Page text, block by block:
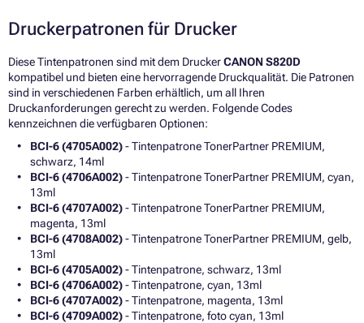
Druckerpatronen für Drucker
Diese Tintenpatronen sind mit dem DruckerCANON S820D
kompatibel und bieten eine hervorragende Druckqualität. Die Patronen
sind in verschiedenen Farben erhältlich, um all Ihren
Druckanforderungen gerecht zu werden. Folgende Codes
kennzeichnen die verfügbaren Optionen:
BCI-6 (4705A002)- Tintenpatrone TonerPartner PREMIUM,
schwarz, 14ml
BCI-6 (4706A002)- Tintenpatrone TonerPartner PREMIUM, cyan,
13ml
BCI-6 (4707A002)- Tintenpatrone TonerPartner PREMIUM,
magenta, 13ml
BCI-6 (4708A002)- Tintenpatrone TonerPartner PREMIUM, gelb,
13ml
BCI-6 (4705A002)- Tintenpatrone, schwarz, 13ml
BCI-6 (4706A002)- Tintenpatrone, cyan, 13ml
BCI-6 (4707A002)- Tintenpatrone, magenta, 13ml
BCI-6 (4709A002)- Tintenpatrone, foto cyan, 13ml